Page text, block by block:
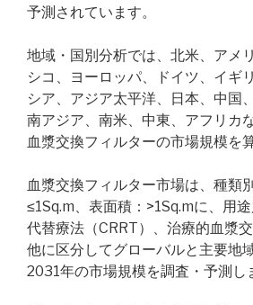
予測されています。
地域・国別分析では、北米、アメ
シコ、ヨーロッパ、ドイツ、イギ
シア、アジア太平洋、日本、中国
南アジア、南米、中東、アフリカ
血漿交換フィルターの市場規模を
血漿交換フィルター市場は、種類
≤1Sq.m、表面積：>1Sq.mに、用
代替療法（CRRT）、治療的血漿
他に区分してグローバルと主要地
2031年の市場規模を調査・予測し